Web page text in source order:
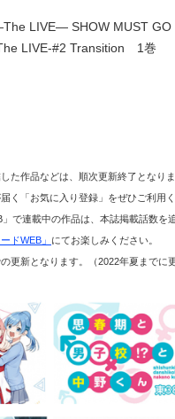
LIVE― SHOW MUST
LIVE-#2 Transition 1巻
た作品などは、順次更新終了となりま
「お気に入り登録」をぜひご利用く
で連載中の作品は、本誌掲載話数を
ドWEB」 にてお楽しみください。
新となります。（2022年夏までに